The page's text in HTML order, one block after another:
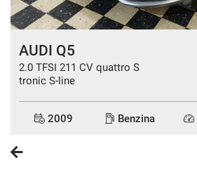
AUDI Q5
2.0 TFSI 211 CV quattro S
tronic S-line
2009 Benzina